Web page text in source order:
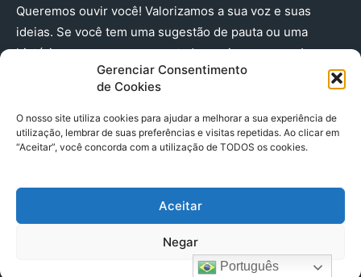
Gerenciar Consentimento
de Cookies
O nosso site utiliza cookies para ajudar a melhorar a sua experiência de
utilização, lembrar de suas preferências e visitas repetidas. Ao clicar em
“Aceitar”, você concorda com a utilização de TODOS os cookies.
Aceitar
Negar
Queremos ouvir você! Valorizamos a sua voz e suas
ideias. Se você tem uma sugestão de pauta ou uma
história que merece ser contada, envie-nos agora!
(91) 98224 - 3111
© 2025 A Província do Pará CNPJ: 04.901.141/0001-36 End .
Trav. Quintino Bocaiuva 2301, Ed. Rogério Fernandez – Sala
2701- Cremação – CEP 66045.315
Português